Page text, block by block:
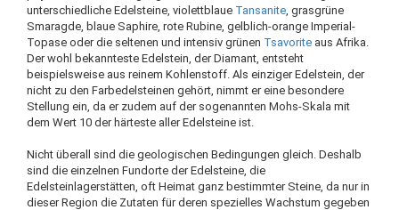
unterschiedliche Edelsteine, violettblaue Tansanite , grasgrüne
Smaragde, blaue Saphire, rote Rubine, gelblich-orange Imperial-
Topase oder die seltenen und intensiv grünen Tsavorite aus Afrika.
Der wohl bekannteste Edelstein, der Diamant, entsteht
beispielsweise aus reinem Kohlenstoff. Als einziger Edelstein, der
nicht zu den Farbedelsteinen gehört, nimmt er eine besondere
Stellung ein, da er zudem auf der sogenannten Mohs-Skala mit
dem Wert 10 der härteste aller Edelsteine ist.
Nicht überall sind die geologischen Bedingungen gleich. Deshalb
sind die einzelnen Fundorte der Edelsteine, die
Edelsteinlagerstätten, oft Heimat ganz bestimmter Steine, da nur in
dieser Region die Zutaten für deren spezielles Wachstum gegeben